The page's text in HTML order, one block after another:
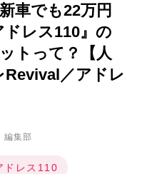
車でも22万円
レス110』の
トって？【人
／アドレ
編集部
ドレス110